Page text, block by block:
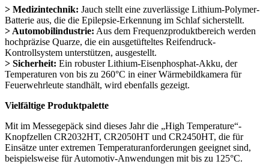
> Medizintechnik: Jauch stellt eine zuverlässige Lithium-Polymer-
Batterie aus, die die Epilepsie-Erkennung im Schlaf sicherstellt.
> Automobilindustrie: Aus dem Frequenzproduktbereich werden
hochpräzise Quarze, die ein ausgetüfteltes Reifendruck-
Kontrollsystem unterstützen, ausgestellt.
> Sicherheit: Ein robuster Lithium-Eisenphosphat-Akku, der
Temperaturen von bis zu 260°C in einer Wärmebildkamera für
Feuerwehrleute standhält, wird ebenfalls gezeigt.
Vielfältige Produktpalette
Mit im Messegepäck sind dieses Jahr die „High Temperature“-
Knopfzellen CR2032HT, CR2050HT und CR2450HT, die für
Einsätze unter extremen Temperaturanforderungen geeignet sind,
beispielsweise für Automotiv-Anwendungen mit bis zu 125°C.